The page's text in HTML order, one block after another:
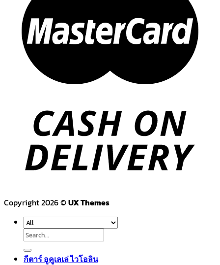
Copyright 2026 ©UX Themes
Search
for:
กีตาร์ อูคูเลเล่ ไวโอลิน